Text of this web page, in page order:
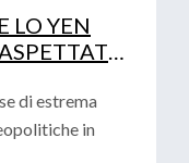
LO YEN
di estrema
in